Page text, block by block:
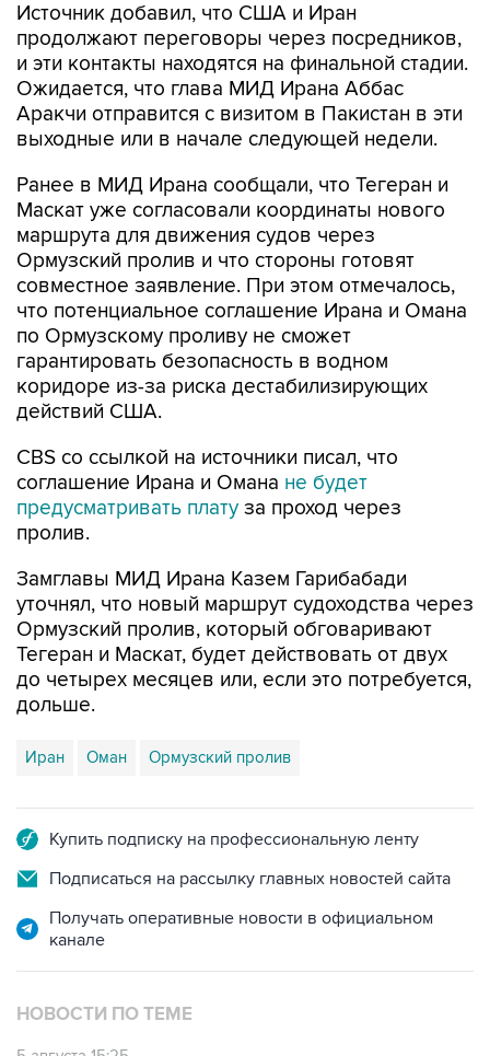
Источник добавил, что США и Иран
продолжают переговоры через посредников,
и эти контакты находятся на финальной стадии.
Ожидается, что глава МИД Ирана Аббас
Аракчи отправится с визитом в Пакистан в эти
выходные или в начале следующей недели.
Ранее в МИД Ирана сообщали, что Тегеран и
Маскат уже согласовали координаты нового
маршрута для движения судов через
Ормузский пролив и что стороны готовят
совместное заявление. При этом отмечалось,
что потенциальное соглашение Ирана и Омана
по Ормузскому проливу не сможет
гарантировать безопасность в водном
коридоре из-за риска дестабилизирующих
действий США.
CBS со ссылкой на источники писал, что
соглашение Ирана и Омана не будет
предусматривать плату за проход через
пролив.
Замглавы МИД Ирана Казем Гарибабади
уточнял, что новый маршрут судоходства через
Ормузский пролив, который обговаривают
Тегеран и Маскат, будет действовать от двух
до четырех месяцев или, если это потребуется,
дольше.
Иран Оман Ормузский пролив
Купить подписку на профессиональную ленту
Подписаться на рассылку главных новостей сайта
Получать оперативные новости в официальном
канале
НОВОСТИ ПО ТЕМЕ